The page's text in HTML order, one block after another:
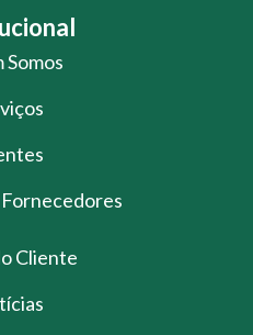
Somos
Cliente